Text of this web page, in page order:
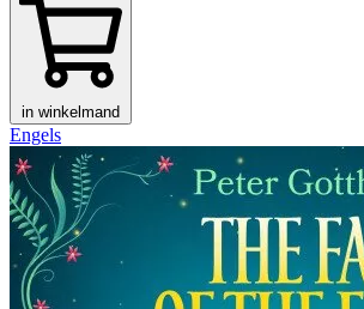
in winkelmand
Engels